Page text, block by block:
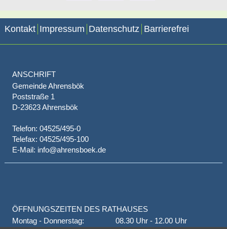
Kontakt Impressum Datenschutz Barrierefrei
ANSCHRIFT
Gemeinde Ahrensbök
Poststraße 1
D-23623 Ahrensbök
Telefon: 04525/495-0
Telefax: 04525/495-100
E-Mail: info@ahrensboek.de
ÖFFNUNGSZEITEN DES RATHAUSES
Montag - Donnerstag:
08.30 Uhr - 12.00 Uhr